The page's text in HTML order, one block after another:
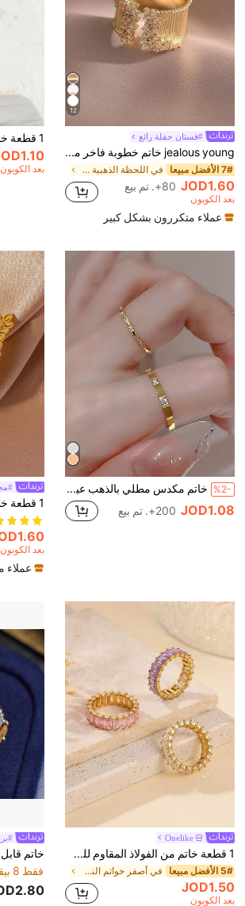
12
#فستان حفلة رائع
jealous young خاتم خطوبة فاخر مرصع بالزركونيا بالكامل، مناسب للحفلات والأعراس والمناسبات الأخرى
7# الأفضل مبيعا في اللحظة الذهبية مجوهرات
JOD1.60 80+. تم بيع
بعد الكوبون
عملاء متكررون بشكل كبير
بعد الكوبون
%2- خاتم مكدس مطلي بالذهب عيار 18 قيراط من الفولاذ المقاوم للصدأ والزركونيا التعبي أنيق وبسيط، مناسب للارتداء اليومي
JOD1.08 200+. تم بيع
بعد الكوبون
عملاء
Onelike
1 قطعة خاتم من الفولاذ المقاوم للصدأ باللون الذهبي مرصع بحجارة راين مستطيلة باللون الوردي والأبيض والبنفسجي، مناسب للزينة اليومية للنساء أو كهدية
5# الأفضل مبيعا في أصفر خواتم النساء
JOD1.50
بعد الكوبون
فقط 8 بيقي